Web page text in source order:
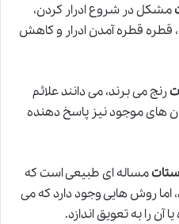
مشکل در شروع ادرار کردن،
قطره آمدن ادرار و کاهش
رنج می برند، می دانند علائم
های موجود نیز پاسخ دهنده
مساله ای طبیعی است که
،اما روش هایی وجود دارد که می
آن را به تعویق اندازد.